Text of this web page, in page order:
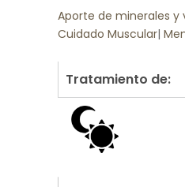
Aporte de minerales y
Cuidado Muscular|
Tratamiento de: